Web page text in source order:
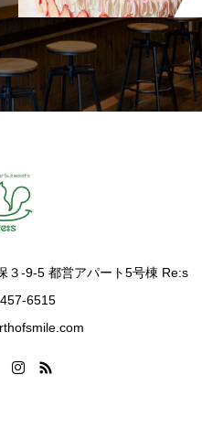
３-9-5 都営アパート5号棟 Re:s
6515